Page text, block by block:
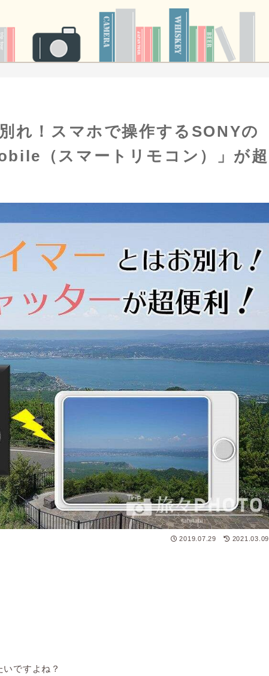
れ！スマホで操作するSONYの
（スマートリモコン）」が超
2019.07.29 2021.03.09
ですよね？